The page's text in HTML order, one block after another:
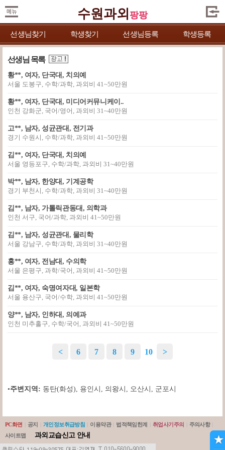
수원과외 팡팡
선생님찾기 학생찾기 선생님등록 학생등록
선생님 목록
황**, 여자, 단국대, 치의예
서울 도봉구, 수학/과학, 과외비 41~50만원
황**, 여자, 단국대, 미디어커뮤니케이..
인천 강화군, 국어/영어, 과외비 31~40만원
고**, 남자, 성균관대, 전기과
경기 수원시, 수학/과학, 과외비 41~50만원
김**, 여자, 단국대, 치의예
서울 영등포구, 수학/과학, 과외비 31~40만원
박**, 남자, 한양대, 기계공학
경기 부천시, 수학/과학, 과외비 31~40만원
김**, 남자, 가톨릭관동대, 의학과
인천 서구, 국어/과학, 과외비 41~50만원
김**, 남자, 성균관대, 물리학
서울 강남구, 수학/과학, 과외비 31~40만원
홍**, 여자, 전남대, 수의학
서울 은평구, 과학/국어, 과외비 41~50만원
김**, 여자, 숙명여자대, 일본학
서울 용산구, 국어/수학, 과외비 41~50만원
양**, 남자, 인하대, 의예과
인천 미추홀구, 수학/국어, 과외비 41~50만원
< 6 7 8 9 10 >
•주변지역: 동탄(화성), 용인시 , 의왕시 , 오산시 , 군포시
PC화면 공지 개인정보취급방침 이용약관 법적책임한계 취업사기주의 주의사항
사이트맵
과외교습신고 안내